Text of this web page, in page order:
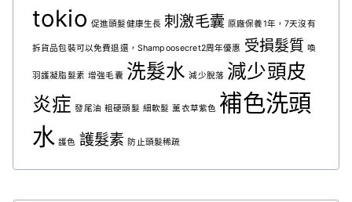
tokio 促進頭髮健康生長 刺激毛囊 原廠保養1年，7天沒有
拆貨品包裝可以免費退還，Shampoosecret2周年優惠 受損髮質 喚
羽護凝脂髮素 增強毛囊 洗髮水 減少脫落 減少頭皮
炎症 發尾油 粗硬頭髮 細軟髮 薰衣草紫色 補色洗頭
水 護色 護髮素 防止頭髮稀疏